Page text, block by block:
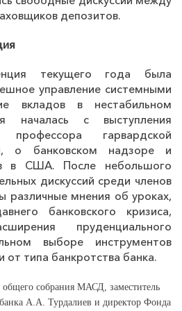
депозитов.
текущего года была
управление системными
вкладов в нестабильном
началась с выступления
гарвардской
о банковском надзоре и
в США. После небольшого
дискуссий среди членов
мнения об уроках,
банковского кризиса,
пруденциального
выборе инструментов
от типа банкротства банка.
общего собрания МАСД, заместитель
банка А.А. Турдалиев и директор Фонда